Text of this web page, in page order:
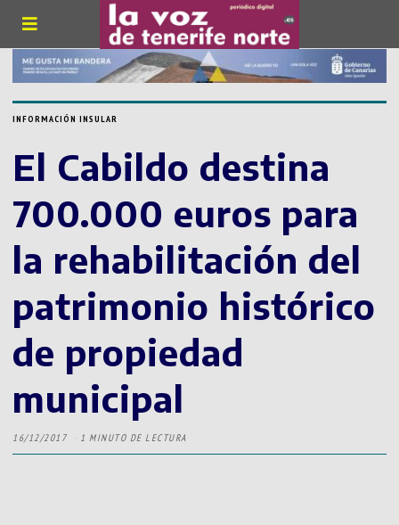
INFORMACIÓN INSULAR
El Cabildo destina
700.000 euros para
la rehabilitación del
patrimonio histórico
de propiedad
municipal
16/12/2017 1 MINUTO DE LECTURA